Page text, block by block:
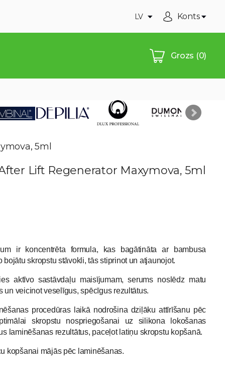
LV Konts
Grozs (0)
5ml
Lift Regenerator Maxymova, 5ml
ir koncentrēta formula, kas bagātināta ar bambusa
skropstu stāvokli, tās stiprinot un atjaunojot.
aktīvo sastāvdaļu maisījumam, serums noslēdz matu
un veicinot veselīgus, spēcīgus rezultātus.
procedūras laikā nodrošina dziļāku attīrīšanu pēc
skropstu nospriegošanai uz silikona lokošanas
laminēšanas rezultātus, paceļot latiņu skropstu kopšanā.
kopšanai mājās pēc laminēšanas.